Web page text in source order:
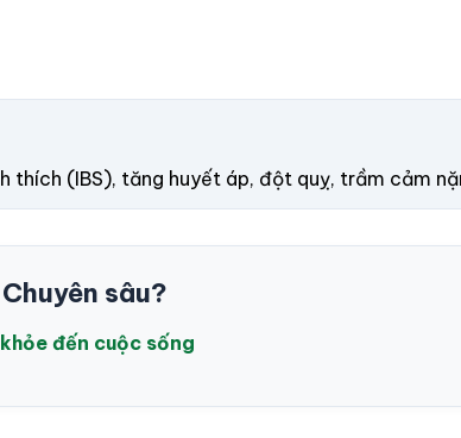
thích (IBS), tăng huyết áp, đột quỵ, trầm cảm
sâu?
đến cuộc sống